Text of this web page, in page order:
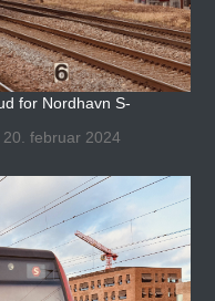
for Nordhavn S-
februar 2024